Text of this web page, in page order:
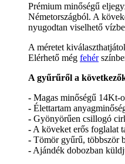
Prémium minőségű
Németországból. A
nyugodtan viselhető
A méretet
Elérhető még fehér
A gyűrűről a
- Magas minőségű 14Kt-
- Élettartam
- Gyönyörűen csillogó
- A köveket erős foglalat
- Tömör gyűrű, többször
- Ajándék dobozban